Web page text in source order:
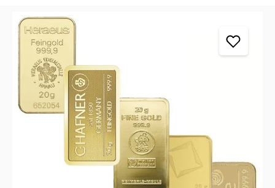
Bildergalerie überspringen